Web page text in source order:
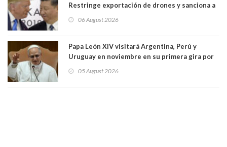
Restringe exportación de drones y sanciona a
06 August 2026
Papa León XIV visitará Argentina, Perú y
Uruguay en noviembre en su primera gira por
05 August 2026